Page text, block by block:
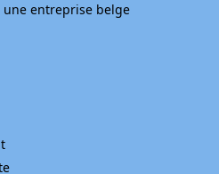
entreprise belge